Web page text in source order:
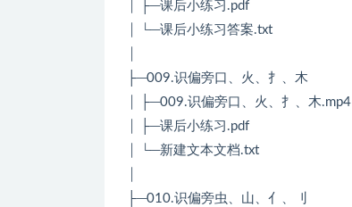
│ ├─课后小练习.pdf
│ └─课后小练习答案.txt
├─009.识偏旁口、火、扌、木
│ ├─009.识偏旁口、火、扌、木.mp4
│ ├─课后小练习.pdf
│ └─新建文本文档.txt
├─010.识偏旁虫、山、亻、刂